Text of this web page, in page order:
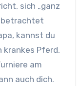
sich „ganz
betrachtet
kannst du
krankes Pferd,
am
auch dich.